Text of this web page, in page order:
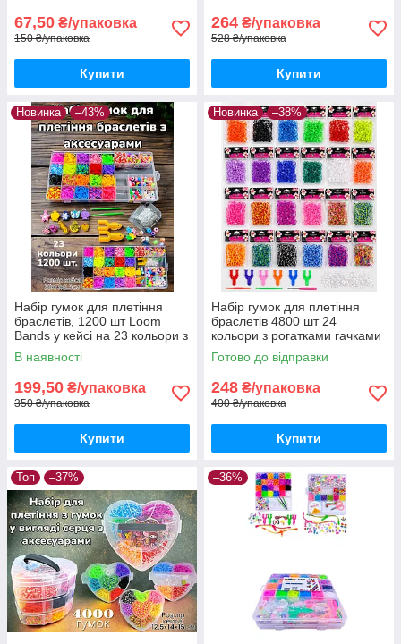
67,50 ₴/упаковка
150 ₴/упаковка
Купити
264 ₴/упаковка
528 ₴/упаковка
Купити
Новинка –43%
Набір гумок для плетіння
браслетів, 1200 шт Loom
Bands у кейсі на 23 кольори з
намистинами, підвісками та
рогатками
В наявності
199,50 ₴/упаковка
350 ₴/упаковка
Купити
Новинка –38%
Набір гумок для плетіння
браслетів 4800 шт 24
кольори з рогатками гачками
та застібками
Готово до відправки
248 ₴/упаковка
400 ₴/упаковка
Купити
Топ –37% –36%